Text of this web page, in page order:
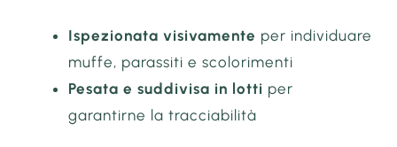
Ispezionata visivamente per individuare
muffe, parassiti e scolorimenti
Pesata e suddivisa in lotti per
garantirne la tracciabilità